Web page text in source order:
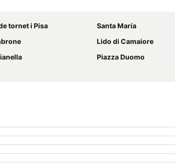
tornet i Pisa
Santa María
Lido di Camaiore
Piazza Duomo